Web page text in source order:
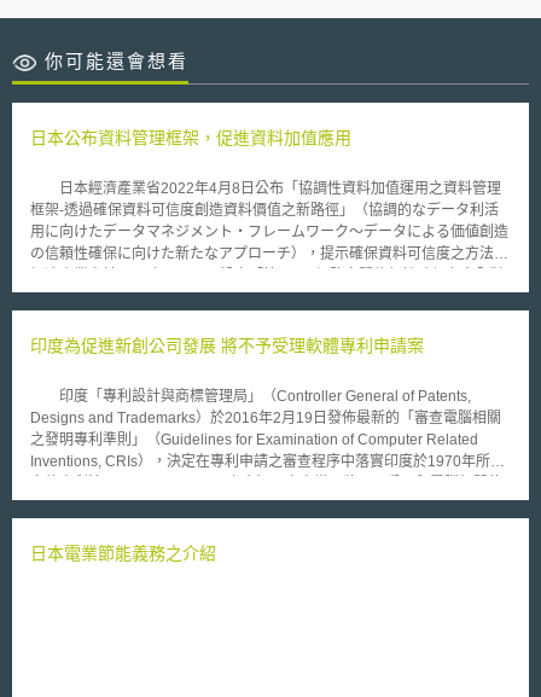
你可能還會想看
日本公布資料管理框架，促進資料加值應用
日本經濟產業省2022年4月8日公布「協調性資料加值運用之資料管理
框架-透過確保資料可信度創造資料價值之新路徑」（協調的なデータ利活
用に向けたデータマネジメント・フレームワーク～データによる価値創造
の信頼性確保に向けた新たなアプローチ），提示確保資料可信度之方法。
策檢討工作小組」（『第3層：サイバー空間におけるつながり』の信頼性
組），討論確保資料可信度之要件，以利資料在網路空間內自由流通，並藉
理、利用、移轉等活動而改變之過程，視為一個生命週期加以管理」，並認
為資料管理會受到屬性（資料性質，如內容、揭露範圍、利用目的、資料管
理主體、資料權利者等）、場域（針對資料之特定規範，如各國、地區法
令、組織內部規定、組織間契約等）及事件（產生、改變及維持資料屬性之
（場域），以及判斷資料屬性等步驟，讓利害關係人之間可更容易進行資料
印度為促進新創公司發展 將不予受理軟體專利申請案
印度「專利設計與商標管理局」（Controller General of Patents,
Designs and Trademarks）於2016年2月19日發佈最新的「審查電腦相關
之發明專利準則」（Guidelines for Examination of Computer Related
Inventions, CRIs），決定在專利申請之審查程序中落實印度於1970年所制
軟體專利申請案。印度《專利法》第3條第k項排除本質上為數學演算法、商
印度《專利法》於2002年、2004年與2005年修法過程中，雖面臨各方利益
日本電業節能義務之介紹